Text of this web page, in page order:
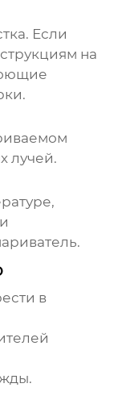
Если
на
лучей.
в